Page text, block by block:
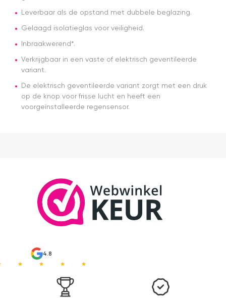
Leverbaar als de opstand met dubbele beglazing.
Gelaagd isolatieglas voor veiligheid.
Inbraakwerend*.
Verkrijgbaar in een vaste of elektrisch geventileerde
variant.
De elektrisch geventileerde variant zorgt met een druk
op de knop voor frisse lucht en heeft een
voorgeïnstalleerde regensensor.
4.8